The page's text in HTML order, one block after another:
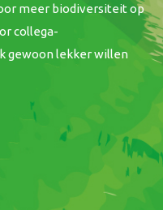
meer biodiversiteit op
collega-
gewoon lekker willen